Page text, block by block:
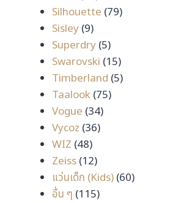
สินค้า
Silhouette 7979
Sisley 99
สินค้า
Superdry 55
สินค้า
Swarovski 1515
สินค้า
Timberland 55
Taalook 7575
Vogue 3434
สินค้า
Vycoz 3636
WIZ 4848
สินค้า
Zeiss 1212
สินค้า
แว่นเด็ก (Kids) 6060
อื่น ๆ 115115